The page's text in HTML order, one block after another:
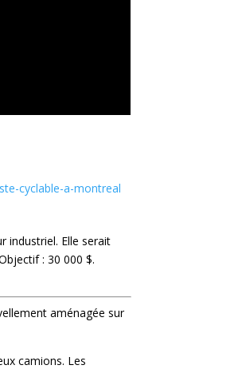
cyclable-a-montreal
industriel. Elle serait
: 30 000 $.
aménagée sur
camions. Les